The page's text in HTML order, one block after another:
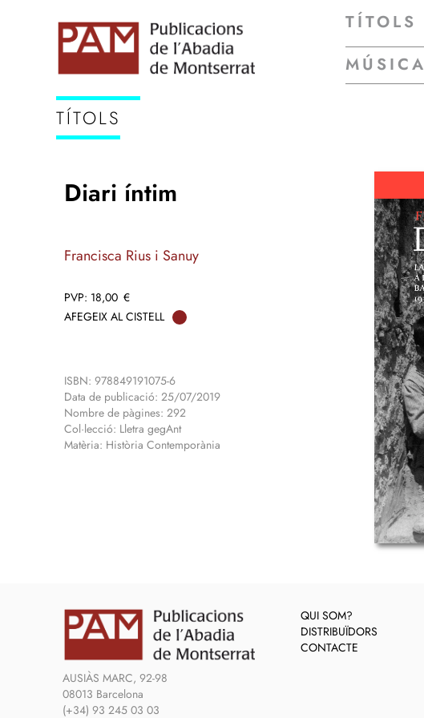
TÍTOLS
MÚSICA
TÍTOLS
Diari íntim
Francisca Rius i Sanuy
18,00 €
AFEGEIX AL CISTELL
ISBN: 978849191075-6
Data de publicació: 25/07/2019
Nombre de pàgines: 292
Col·lecció: Lletra gegAnt
Matèria: Història Contemporània
AUSIÀS MARC, 92-98
08013 Barcelona
(+34) 93 245 03 03
QUI SOM?
DISTRIBUÏDORS
CONTACTE